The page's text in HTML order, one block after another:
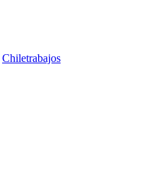
Chiletrabajos